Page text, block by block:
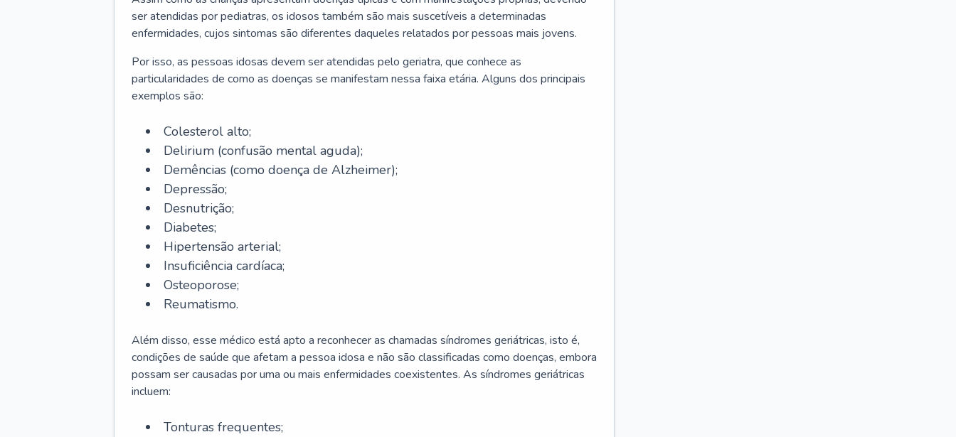
ser atendidas por pediatras, os idosos também são mais suscetíveis a determinadas
enfermidades, cujos sintomas são diferentes daqueles relatados por pessoas mais jovens.
Por isso, as pessoas idosas devem ser atendidas pelo geriatra, que conhece as
particularidades de como as doenças se manifestam nessa faixa etária. Alguns dos principais
exemplos são:
Colesterol alto;
Delirium (confusão mental aguda);
Demências (como doença de Alzheimer);
Depressão;
Desnutrição;
Diabetes;
Hipertensão arterial;
Insuficiência cardíaca;
Osteoporose;
Reumatismo.
Além disso, esse médico está apto a reconhecer as chamadas síndromes geriátricas, isto é,
condições de saúde que afetam a pessoa idosa e não são classificadas como doenças, embora
possam ser causadas por uma ou mais enfermidades coexistentes. As síndromes geriátricas
incluem:
Tonturas frequentes;